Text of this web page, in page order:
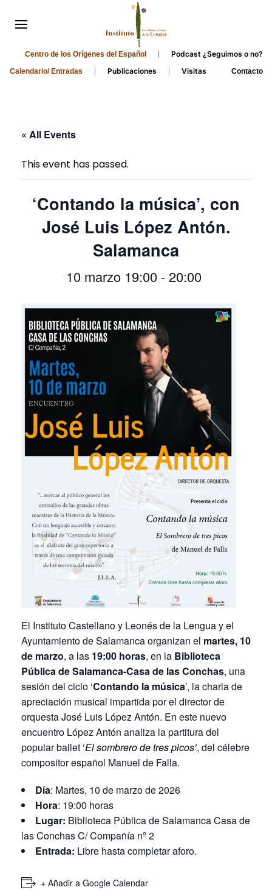
Centro de los Orígenes del Español Podcast ¿Seguimos o no?
Calendario/ Entradas Publicaciones Visitas Contacto
« All Events
This event has passed.
‘Contando la música’, con
José Luis López Antón.
Salamanca
10 marzo 19:00- 20:00
El Instituto Castellano y Leonés de la Lengua y el
Ayuntamiento de Salamanca organizan el martes, 10
de marzo, a las 19:00 horas, en la Biblioteca
Pública de Salamanca-Casa de las Conchas, una
sesión del ciclo ‘Contando la música’, la charla de
apreciación musical impartida por el director de
orquesta José Luis López Antón. En este nuevo
encuentro López Antón analiza la partitura del
popular ballet ‘El sombrero de tres picos’, del célebre
compositor español Manuel de Falla.
Día: Martes, 10 de marzo de 2026
Hora: 19:00 horas
Lugar: Biblioteca Pública de Salamanca Casa de
las Conchas C/ Compañía nº 2
Entrada: Libre hasta completar aforo.
+ Añadir a Google Calendar